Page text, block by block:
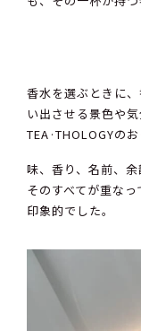
香水を選ぶときに
い出させる景色や
TEA·THOLOGYの
味、香り、名前、余
そのすべてが重な
印象的でした。